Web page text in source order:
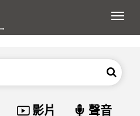
展
搜尋
資料類型
影片 聲音